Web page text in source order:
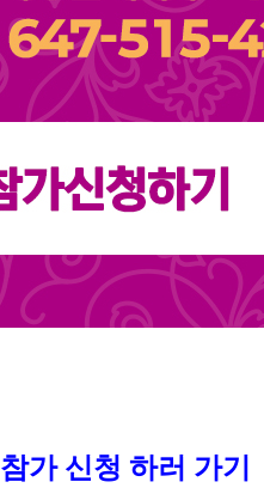
참가 신청 하러 가기